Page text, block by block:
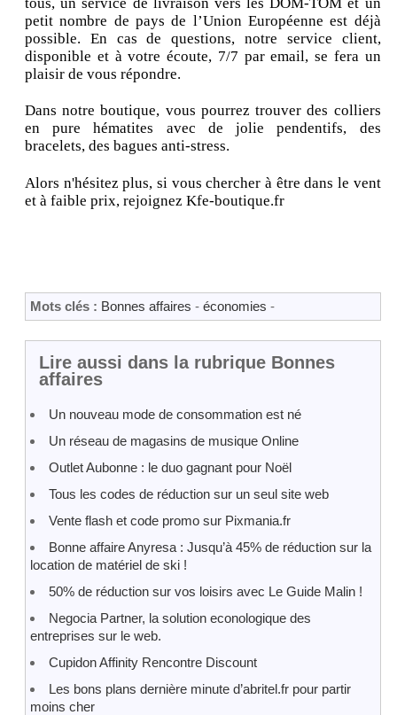
petit nombre de pays de l’Union Européenne est déjà
possible. En cas de questions, notre service client,
disponible et à votre écoute, 7/7 par email, se fera un
plaisir de vous répondre.
Dans notre boutique, vous pourrez trouver des colliers
en pure hématites avec de jolie pendentifs, des
bracelets, des bagues anti-stress.
Alors n'hésitez plus, si vous chercher à être dans le vent
et à faible prix, rejoignez Kfe-boutique.fr
Mots clés : Bonnes affaires - économies -
Lire aussi dans la rubrique Bonnes
affaires
Un nouveau mode de consommation est né
Un réseau de magasins de musique Online
Outlet Aubonne : le duo gagnant pour Noël
Tous les codes de réduction sur un seul site web
Vente flash et code promo sur Pixmania.fr
Bonne affaire Anyresa : Jusqu’à 45% de réduction sur la
location de matériel de ski !
50% de réduction sur vos loisirs avec Le Guide Malin !
Negocia Partner, la solution econologique des
entreprises sur le web.
Cupidon Affinity Rencontre Discount
Les bons plans dernière minute d’abritel.fr pour partir
moins cher